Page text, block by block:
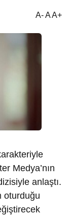
A- A A+
Medya’nın
anlaştı.
oturduğu